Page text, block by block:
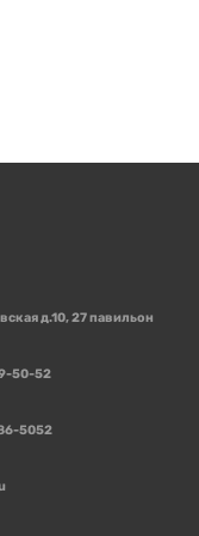
д.10, 27 павильон
50-52
5052